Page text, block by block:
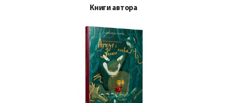
Книги автора